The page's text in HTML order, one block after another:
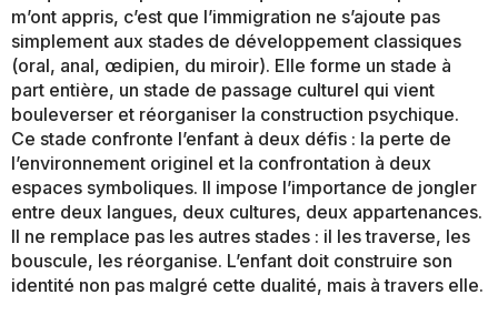
m’ont appris, c’est que l’immigration ne s’ajoute pas
simplement aux stades de développement classiques
(oral, anal, œdipien, du miroir). Elle forme un stade à
part entière, un stade de passage culturel qui vient
bouleverser et réorganiser la construction psychique.
Ce stade confronte l’enfant à deux défis : la perte de
l’environnement originel et la confrontation à deux
espaces symboliques. Il impose l’importance de jongler
entre deux langues, deux cultures, deux appartenances.
Il ne remplace pas les autres stades : il les traverse, les
bouscule, les réorganise. L’enfant doit construire son
identité non pas malgré cette dualité, mais à travers elle.